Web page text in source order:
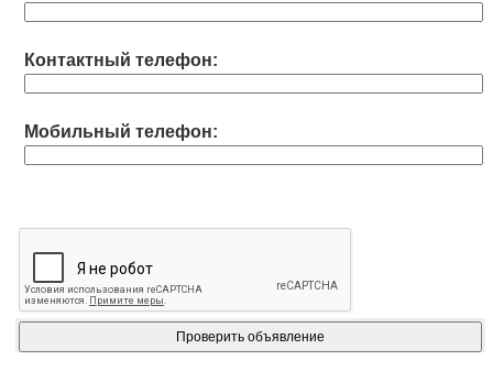
Контактный телефон:
Мобильный телефон: